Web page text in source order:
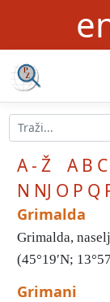
A - Ž A B C
N NJ O P Q
Grimalda
Grimalda,
(45°19′N;
Grimani